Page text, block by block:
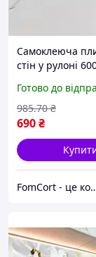
Самоклеюча
стін у рулоні
фартуха на
стін ванної
Готово до
690₴
985.70 ₴
FomCort -